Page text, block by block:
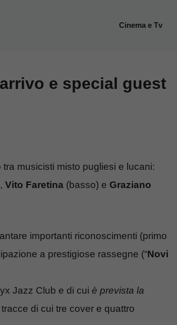
Cinema e Tv
e special guest
musicisti misto pugliesi e lucani:
Vito Faretina (basso) e Graziano
importanti riconoscimenti (primo
a prestigiose rassegne (“Novi
Jazz Club e di cui è prevista la
di cui tre cover e quattro